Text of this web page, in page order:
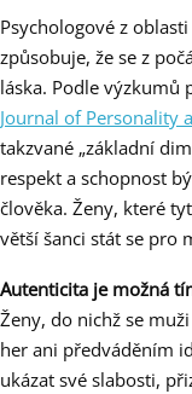
Psychologové z
způsobuje, že se z
láska. Podle výzkumů
Journal of Personality
takzvané „základní
respekt a schopnost
člověka. Ženy, které
větší šanci stát se pro
Autenticita je možná
Ženy, do nichž se
her ani předváděním
ukázat své slabosti,